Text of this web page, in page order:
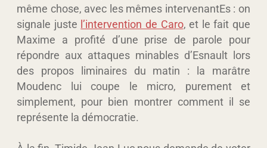
même chose, avec les mêmes intervenantEs : on
signale juste l’intervention de Caro, et le fait que
Maxime a profité d’une prise de parole pour
répondre aux attaques minables d’Esnault lors
des propos liminaires du matin : la marâtre
Moudenc lui coupe le micro, purement et
simplement, pour bien montrer comment il se
représente la démocratie.